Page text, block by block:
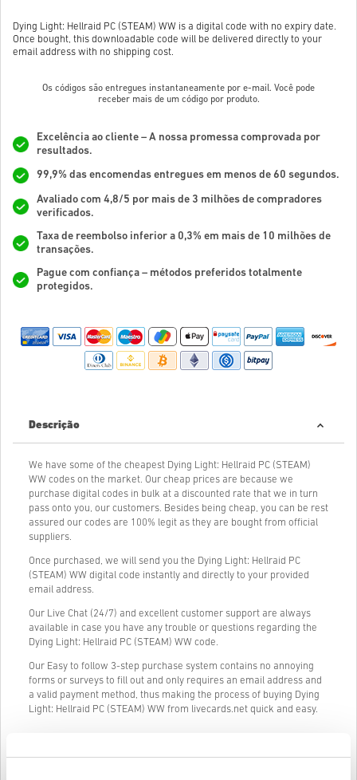
Dying Light: Hellraid PC (STEAM) WW is a digital code with no expiry date.
Once bought, this downloadable code will be delivered directly to your
email address with no shipping cost.
Os códigos são entregues instantaneamente por e-mail. Você pode
receber mais de um código por produto.
Excelência ao cliente – A nossa promessa comprovada por
resultados.
99,9% das encomendas entregues em menos de 60 segundos.
Avaliado com 4,8/5 por mais de 3 milhões de compradores
verificados.
Taxa de reembolso inferior a 0,3% em mais de 10 milhões de
transações.
Pague com confiança – métodos preferidos totalmente
protegidos.
Descrição
We have some of the cheapest Dying Light: Hellraid PC (STEAM)
WW codes on the market. Our cheap prices are because we
purchase digital codes in bulk at a discounted rate that we in turn
pass onto you, our customers. Besides being cheap, you can be rest
assured our codes are 100% legit as they are bought from official
suppliers.
Once purchased, we will send you the Dying Light: Hellraid PC
(STEAM) WW digital code instantly and directly to your provided
email address.
Our Live Chat (24/7) and excellent customer support are always
available in case you have any trouble or questions regarding the
Dying Light: Hellraid PC (STEAM) WW code.
Our Easy to follow 3-step purchase system contains no annoying
forms or surveys to fill out and only requires an email address and
a valid payment method, thus making the process of buying Dying
Light: Hellraid PC (STEAM) WW from livecards.net quick and easy.
Como funciona na Livecards.net